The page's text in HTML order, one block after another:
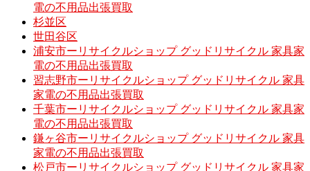
電の不用品出張買取
杉並区
世田谷区
浦安市ーリサイクルショップ グッドリサイクル 家具家
電の不用品出張買取
習志野市ーリサイクルショップ グッドリサイクル 家具
家電の不用品出張買取
千葉市ーリサイクルショップ グッドリサイクル 家具家
電の不用品出張買取
鎌ヶ谷市ーリサイクルショップ グッドリサイクル 家具
家電の不用品出張買取
松戸市ーリサイクルショップ グッドリサイクル 家具家